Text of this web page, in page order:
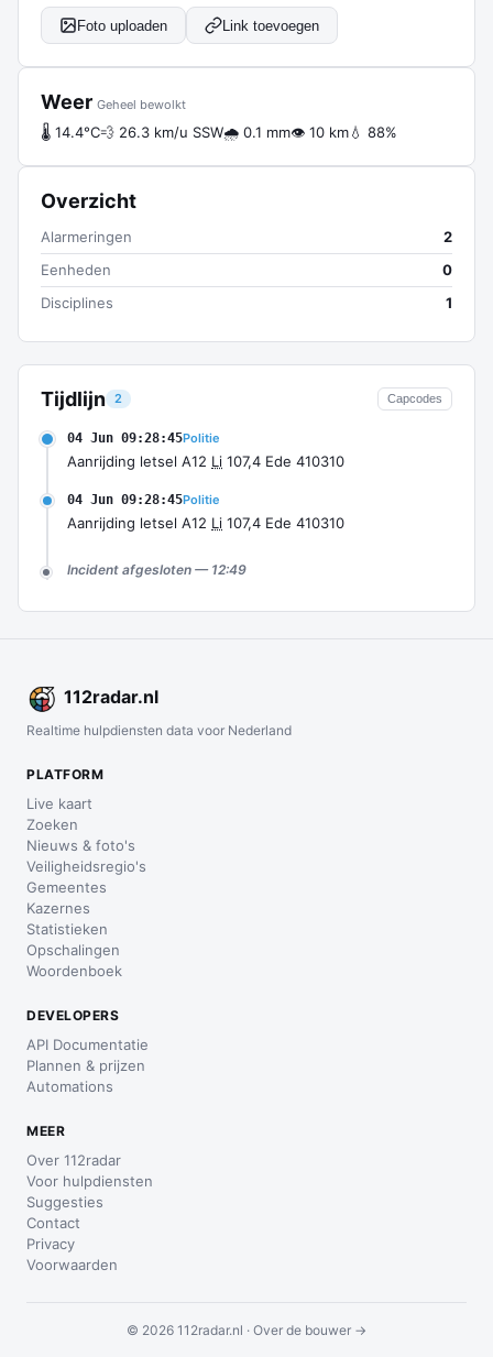
Tijdlijn 2 Capcodes
04 Jun 09:28:45Politie
Aanrijding letsel A12 Li 107,4 Ede 410310
04 Jun 09:28:45Politie
Aanrijding letsel A12 Li 107,4 Ede 410310
Incident afgesloten — 12:49
Foto uploaden Link toevoegen
Weer Geheel bewolkt
🌡 14.4°C💨 26.3 km/u SSW🌧 0.1 mm👁 10 km💧 88%
Overzicht
Alarmeringen
2
Eenheden
0
Disciplines
1
112radar.nl
Realtime hulpdiensten data voor Nederland
PLATFORM
Live kaart
Zoeken
Nieuws & foto's
Veiligheidsregio's
Gemeentes
Kazernes
Statistieken
Opschalingen
Woordenboek
DEVELOPERS
API Documentatie
Plannen & prijzen
Automations
MEER
Over 112radar
Voor hulpdiensten
Suggesties
Contact
Privacy
Voorwaarden
© 2026 112radar.nl · Over de bouwer →